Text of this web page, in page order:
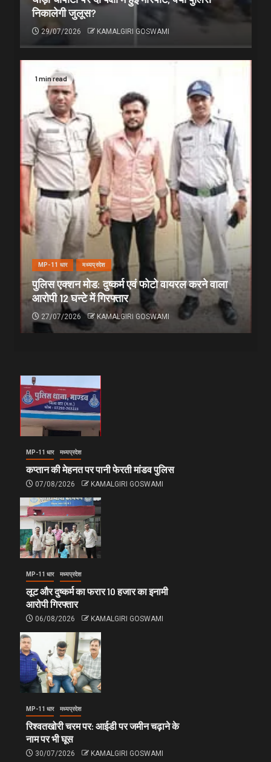
निकालेगी जुलूस?
29/07/2026 KAMALGIRI GOSWAMI
1 min read
MP-11 धार मध्यप्रदेश
पुलिस एक्शन मोड: दुष्कर्म एवं फोटो वायरल करने वाला
आरोपी 12 घन्टे में गिरफ्तार
27/07/2026 KAMALGIRI GOSWAMI
MP-11 धार मध्यप्रदेश
कप्तान की मेहनत पर पानी फेरती मांडव पुलिस
07/08/2026 KAMALGIRI GOSWAMI
MP-11 धार मध्यप्रदेश
लूट और दुष्कर्म का फरार 10 हजार का इनामी
आरोपी गिरफ्तार
06/08/2026 KAMALGIRI GOSWAMI
MP-11 धार मध्यप्रदेश
रिश्वतखोरी चरम पर: आईडी पर जमीन चढ़ाने के
नाम पर भी घूस
30/07/2026 KAMALGIRI GOSWAMI